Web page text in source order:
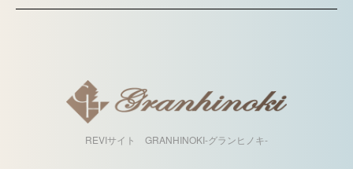
REVIサイト GRANHINOKI-グランヒノキ-